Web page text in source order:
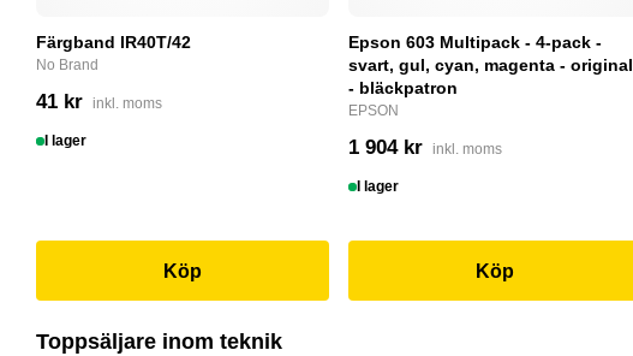
Färgband IR40T/42
No Brand
41 kr inkl. moms
I lager
Köp
Epson 603 Multipack - 4-pack -
svart, gul, cyan, magenta - original
- bläckpatron
EPSON
1 904 kr inkl. moms
I lager
Köp
Toppsäljare inom teknik